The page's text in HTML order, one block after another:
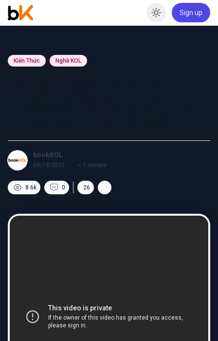
Enable
Sign up
Kiến Thức Nghề KOL
bookKOL
09/18/2021 · < 1 minute
8.6k 0 26